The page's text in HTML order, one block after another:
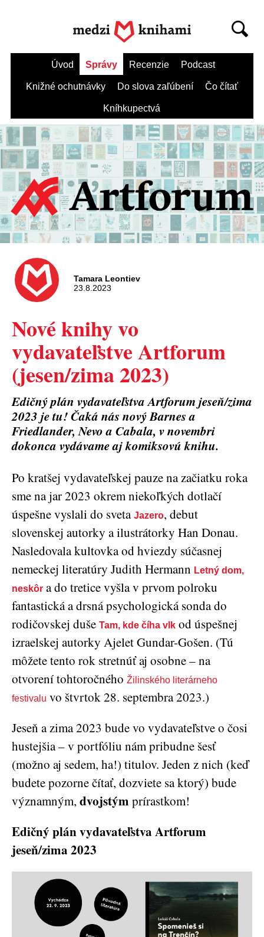
Úvod Správy Recenzie Podcast
Knižné ochutnávky Do slova zaľúbení Čo čítať
Kníhkupectvá
Tamara Leontiev
23.8.2023
Nové knihy vo
vydavateľstve Artforum
(jesen/zima 2023)
Edičný plán vydavateľstva Artforum jeseň/zima
2023 je tu! Čaká nás nový Barnes a
Friedlander, Nevo a Cabala, v novembri
dokonca vydávame aj komiksovú knihu.
Po kratšej vydavateľskej pauze na začiatku roka
sme na jar 2023 okrem niekoľkých dotlačí
úspešne vyslali do sveta Jazero, debut
slovenskej autorky a ilustrátorky Han Donau.
Nasledovala kultovka od hviezdy súčasnej
nemeckej literatúry Judith Hermann Letný dom,
neskôr a do tretice vyšla v prvom polroku
fantastická a drsná psychologická sonda do
rodičovskej duše Tam, kde číha vlk od úspešnej
izraelskej autorky Ajelet Gundar-Gošen. (Tú
môžete tento rok stretnúť aj osobne – na
otvorení tohtoročného Žilinského literárneho
festivalu vo štvrtok 28. septembra 2023.)
Jeseň a zima 2023 bude vo vydavateľstve o čosi
hustejšia – v portfóliu nám pribudne šesť
(možno aj sedem, ha!) titulov. Jeden z nich (keď
budete pozorne čítať, dozviete sa ktorý) bude
významným, dvojstým prírastkom!
Edičný plán vydavateľstva Artforum
jeseň/zima 2023